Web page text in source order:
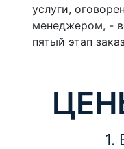
услуги,
менеджером, -
пятый этап
1.